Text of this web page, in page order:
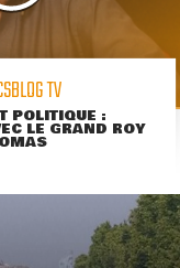
TV
POLITIQUE :
LE GRAND ROY